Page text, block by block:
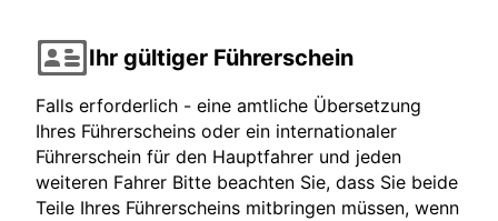
Ihr gültiger Führerschein
Falls erforderlich - eine amtliche Übersetzung
Ihres Führerscheins oder ein internationaler
Führerschein für den Hauptfahrer und jeden
weiteren Fahrer Bitte beachten Sie, dass Sie beide
Teile Ihres Führerscheins mitbringen müssen, wenn